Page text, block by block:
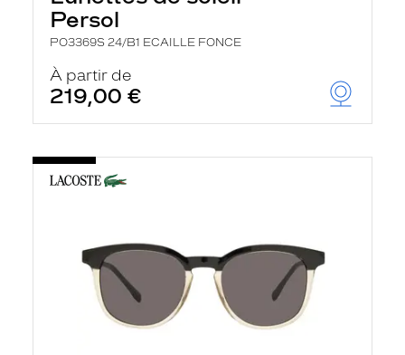
Persol
PO3369S 24/B1 ECAILLE FONCE
À partir de
219,00 €